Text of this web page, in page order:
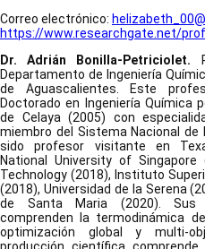
Correo electrónico:
https://www.researchgate.net/
Dr. Adrián Bonilla-Petriciolet.
Departamento de Ingeniería
de Aguascalientes. Este
Doctorado en Ingeniería Química
de Celaya (2005) con
miembro del Sistema Nacional de
sido profesor visitante en
National University of
Technology (2018), Instituto
(2018), Universidad de la Serena
de Santa Maria (2020). Sus
comprenden la termodinámica
optimización global y multi-
producción científica